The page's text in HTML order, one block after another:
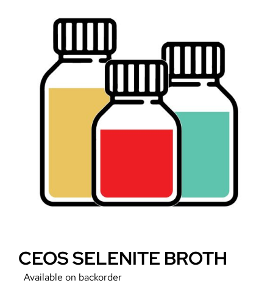
CEOS SELENITE BROTH
Available on backorder